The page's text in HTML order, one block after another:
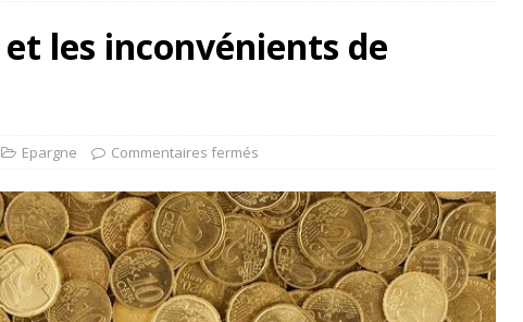
les inconvénients de
Epargne Commentaires fermés